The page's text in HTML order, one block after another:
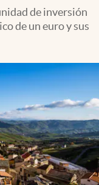
de inversión
de un euro y sus